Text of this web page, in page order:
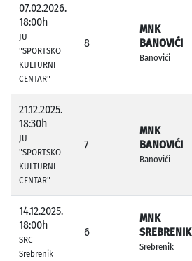
07.02.2026.
18:00h
JU
"SPORTSKO
KULTURNI
CENTAR"
8
MNK
BANOVIĆI
Banovići
21.12.2025.
18:30h
JU
"SPORTSKO
KULTURNI
CENTAR"
7
MNK
BANOVIĆI
Banovići
14.12.2025.
18:00h
SRC
Srebrenik
6
MNK
SREBRENIK
Srebrenik